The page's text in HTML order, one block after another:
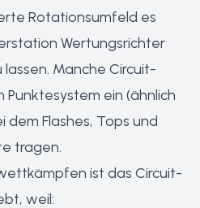
Rotationsumfeld es
Wertungsrichter
Manche Circuit-
ein (ähnlich
dem Flashes, Tops und
tragen.
ist das Circuit-
weil: